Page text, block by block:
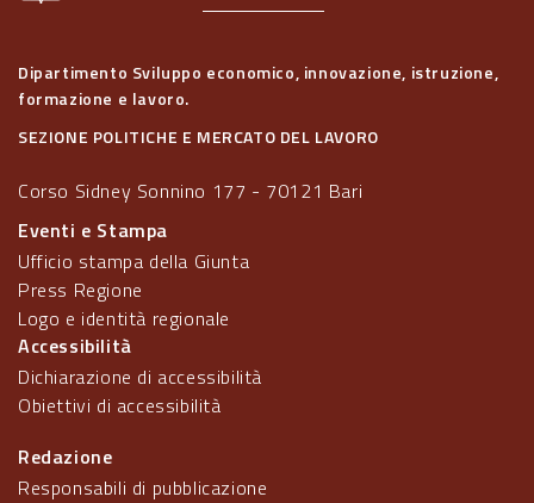
Dipartimento Sviluppo economico, innovazione, istruzione,
formazione e lavoro.
SEZIONE POLITICHE E MERCATO DEL LAVORO
Corso Sidney Sonnino 177 - 70121 Bari
Eventi e Stampa
Ufficio stampa della Giunta
Press Regione
Logo e identità regionale
Accessibilità
Dichiarazione di accessibilità
Obiettivi di accessibilità
Redazione
Responsabili di pubblicazione